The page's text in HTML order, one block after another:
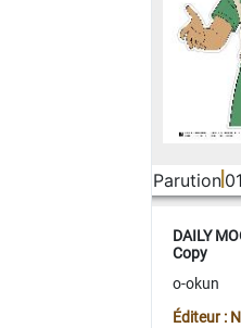
Parution
DAILY
Copy
o-okun
Éditeur :